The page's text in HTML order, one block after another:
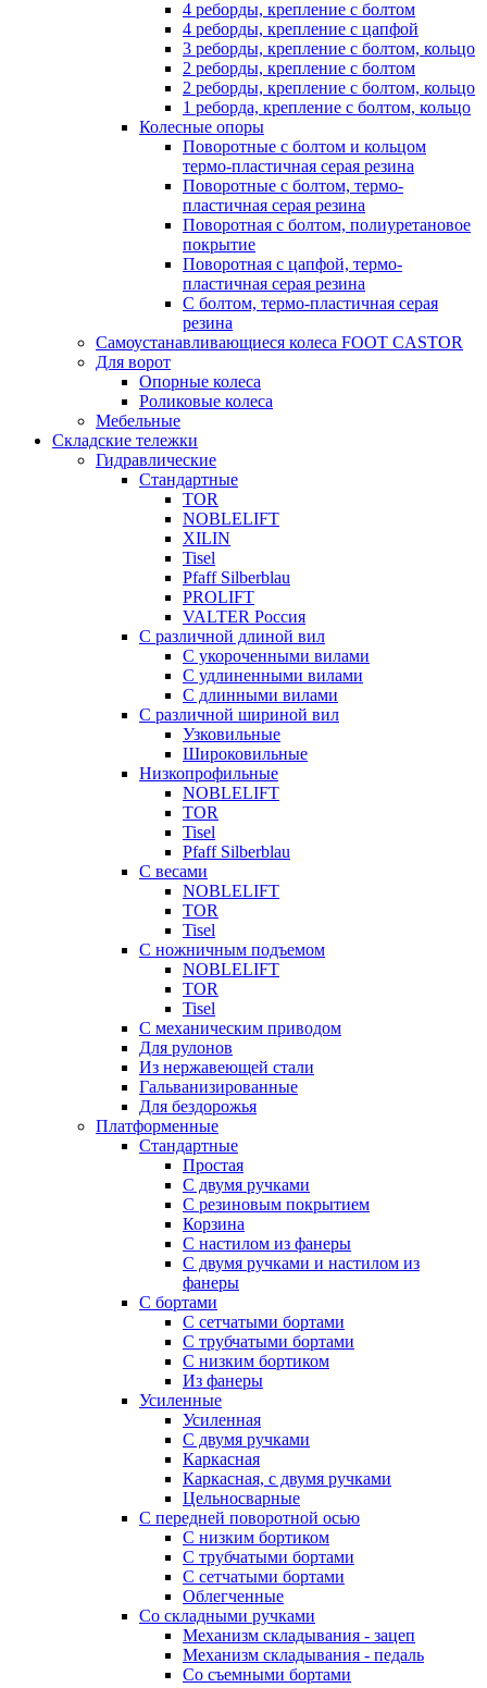
4 реборды, крепление с болтом
4 реборды, крепление с цапфой
3 реборды, крепление с болтом, кольцо
2 реборды, крепление с болтом
2 реборды, крепление с болтом, кольцо
1 реборда, крепление с болтом, кольцо
Колесные опоры
Поворотные с болтом и кольцом
термо-пластичная серая резина
Поворотные с болтом, термо-
пластичная серая резина
Поворотная с болтом, полиуретановое
покрытие
Поворотная с цапфой, термо-
пластичная серая резина
С болтом, термо-пластичная серая
резина
Самоустанавливающиеся колеса FOOT CASTOR
Для ворот
Опорные колеса
Роликовые колеса
Мебельные
Складские тележки
Гидравлические
Стандартные
TOR
NOBLELIFT
XILIN
Tisel
Pfaff Silberblau
PROLIFT
VALTER Россия
С различной длиной вил
С укороченными вилами
С удлиненными вилами
С длинными вилами
С различной шириной вил
Узковильные
Широковильные
Низкопрофильные
NOBLELIFT
TOR
Tisel
Pfaff Silberblau
С весами
NOBLELIFT
TOR
Tisel
С ножничным подъемом
NOBLELIFT
TOR
Tisel
С механическим приводом
Для рулонов
Из нержавеющей стали
Гальванизированные
Для бездорожья
Платформенные
Стандартные
Простая
С двумя ручками
С резиновым покрытием
Корзина
С настилом из фанеры
С двумя ручками и настилом из
фанеры
С бортами
С сетчатыми бортами
С трубчатыми бортами
С низким бортиком
Из фанеры
Усиленные
Усиленная
С двумя ручками
Каркасная
Каркасная, с двумя ручками
Цельносварные
С передней поворотной осью
С низким бортиком
С трубчатыми бортами
С сетчатыми бортами
Облегченные
Со складными ручками
Механизм складывания - зацеп
Механизм складывания - педаль
Cо съемными бортами